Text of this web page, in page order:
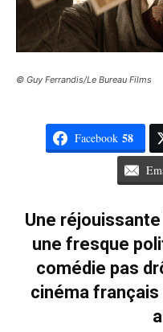
© Guy Ferrandis/Le Bureau Films
Facebook 58
Une
une fresque
comédie pas
cinéma